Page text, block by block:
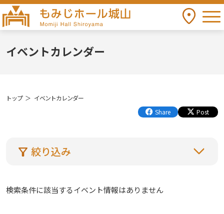
もみじホール城山 Momiji Hall Shiroyama
アクセス
イベントカレンダー
トップ
イベントカレンダー
Share
Post
絞り込み
検索条件に該当するイベント情報はありません